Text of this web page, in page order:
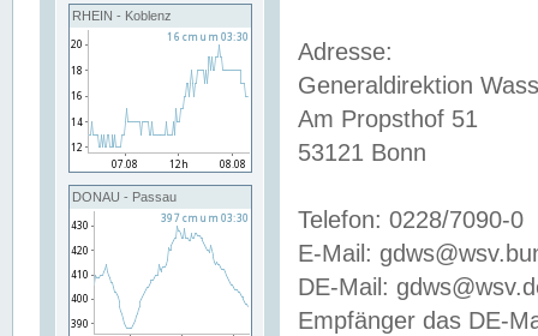
RHEIN - Koblenz
DONAU - Passau
Adresse:
Generaldirektion
Am Propsthof 51
53121 Bonn
Telefon: 0228/7090-0
E-Mail:
DE-Mail:
Empfänger das DE-